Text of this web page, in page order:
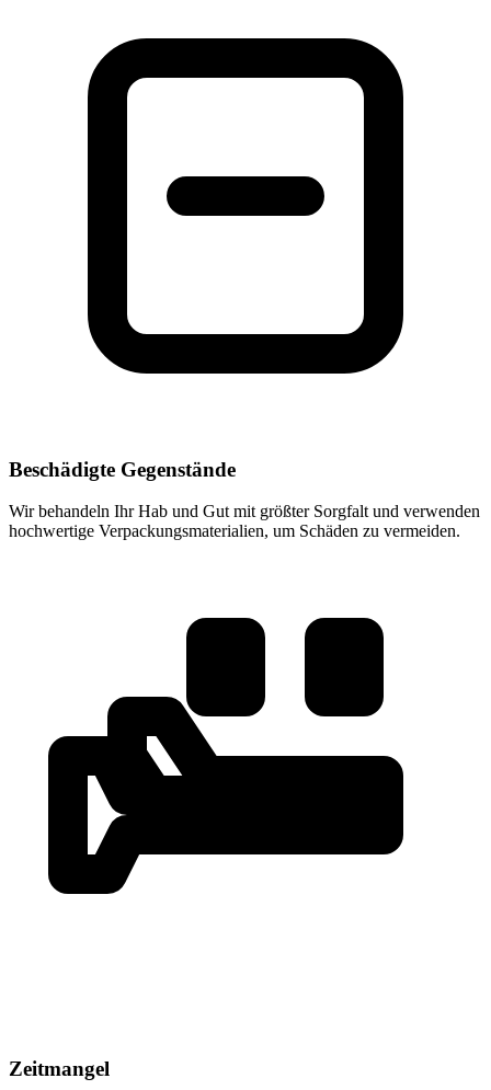
Beschädigte Gegenstände
Wir behandeln Ihr Hab und Gut mit größter Sorgfalt und verwenden
hochwertige Verpackungsmaterialien, um Schäden zu vermeiden.
Zeitmangel